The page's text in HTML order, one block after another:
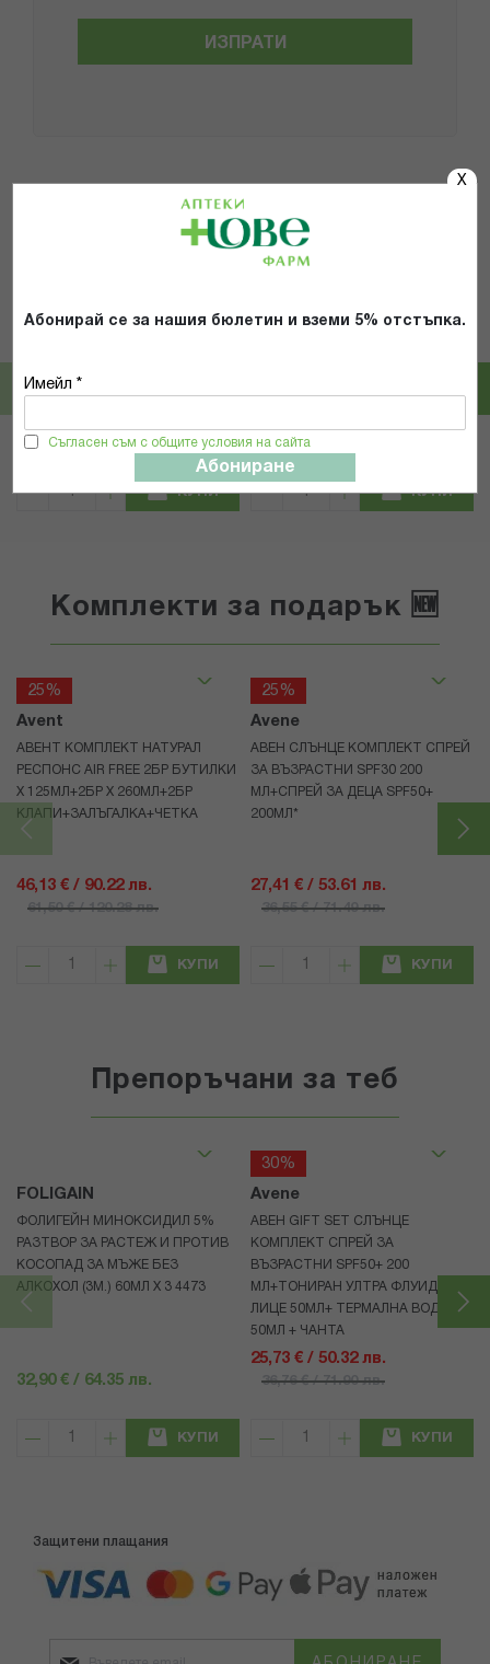
X
Абонирай се за нашия бюлетин и вземи 5% отстъпка.
Имейл *
Съгласен съм с общите условия на сайта
Абониране
ИЗПРАТИ
Популярни в тази категория
Pampers
25,30 € / 49.48 лв.
КУПИ
HUGGIES
24,39 € / 47.70 лв.
КУПИ
Комплекти за подарък 🆕
25%
Avent
АВЕНТ КОМПЛЕКТ НАТУРАЛ
РЕСПОНС AIR FREE 2БР БУТИЛКИ
Х 125МЛ+2БР Х 260МЛ+2БР
КЛАПИ+ЗАЛЪГАЛКА+ЧЕТКА
46,13 € / 90.22 лв.
61,50 € / 120.28 лв.
КУПИ
25%
Avene
АВЕН СЛЪНЦЕ КОМПЛЕКТ СПРЕЙ
ЗА ВЪЗРАСТНИ SPF30 200
МЛ+СПРЕЙ ЗА ДЕЦА SPF50+
200МЛ*
27,41 € / 53.61 лв.
36,55 € / 71.49 лв.
КУПИ
Препоръчани за теб
FOLIGAIN
ФОЛИГЕЙН МИНОКСИДИЛ 5%
РАЗТВОР ЗА РАСТЕЖ И ПРОТИВ
КОСОПАД ЗА МЪЖЕ БЕЗ
АЛКОХОЛ (3М.) 60МЛ X 3 4473
32,90 € / 64.35 лв.
КУПИ
30%
Avene
АВЕН GIFT SET СЛЪНЦЕ
КОМПЛЕКТ СПРЕЙ ЗА
ВЪЗРАСТНИ SPF50+ 200
МЛ+ТОНИРАН УЛТРА ФЛУИД ЗА
ЛИЦЕ 50МЛ+ ТЕРМАЛНА ВОДА
50МЛ + ЧАНТА
25,73 € / 50.32 лв.
36,76 € / 71.90 лв.
КУПИ
Защитени плащания